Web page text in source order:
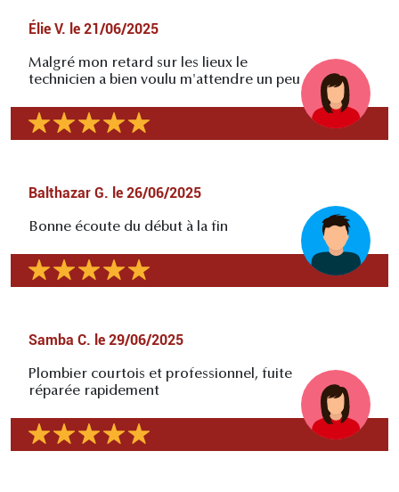
Élie V. le 21/06/2025
Malgré mon retard sur les lieux le
technicien a bien voulu m'attendre un peu
Balthazar G. le 26/06/2025
Bonne écoute du début à la fin
Samba C. le 29/06/2025
Plombier courtois et professionnel, fuite
réparée rapidement